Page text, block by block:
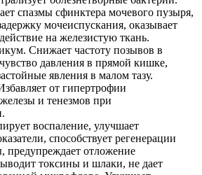
спазмы сфинктера мочевого пузыря,
мочеиспускания, оказывает
на железистую ткань.
Снижает частоту позывов в
давления в прямой кишке,
явления в малом тазу.
от гипертрофии
и тенезмов при
воспаление, улучшает
способствует регенерации
предупреждает отложение
токсины и шлаки, не дает